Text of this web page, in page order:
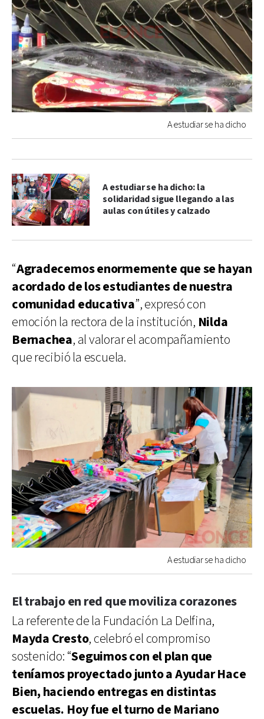
A estudiar se ha dicho
A estudiar se ha dicho: la
solidaridad sigue llegando a las
aulas con útiles y calzado
“Agradecemos enormemente que se hayan
acordado de los estudiantes de nuestra
comunidad educativa”, expresó con
emoción la rectora de la institución, Nilda
Bernachea, al valorar el acompañamiento
que recibió la escuela.
A estudiar se ha dicho
El trabajo en red que moviliza corazones
La referente de la Fundación La Delfina,
Mayda Cresto, celebró el compromiso
sostenido: “Seguimos con el plan que
teníamos proyectado junto a Ayudar Hace
Bien, haciendo entregas en distintas
escuelas. Hoy fue el turno de Mariano